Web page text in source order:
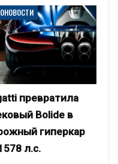
превратила
Bolide в
гиперкар
л.с.